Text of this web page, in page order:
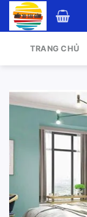
Skip
TRANG CHỦ